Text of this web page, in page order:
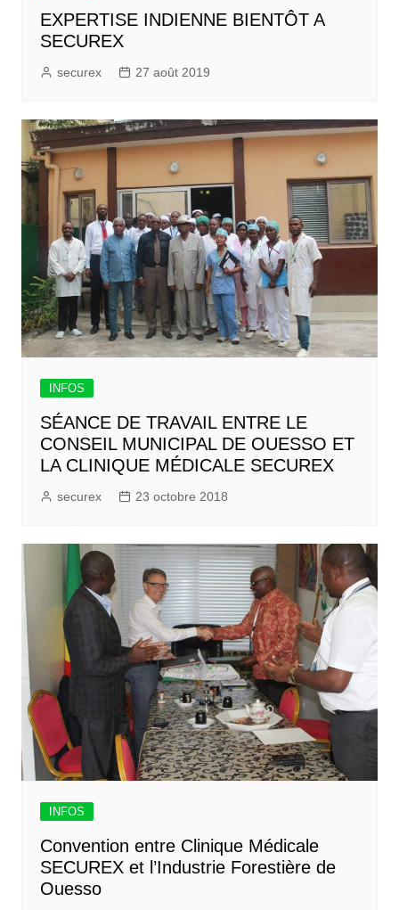
EXPERTISE INDIENNE BIENTÔT A
SECUREX
securex 27 août 2019
INFOS
SÉANCE DE TRAVAIL ENTRE LE
CONSEIL MUNICIPAL DE OUESSO ET
LA CLINIQUE MÉDICALE SECUREX
securex 23 octobre 2018
INFOS
Convention entre Clinique Médicale
SECUREX et l’Industrie Forestière de
Ouesso